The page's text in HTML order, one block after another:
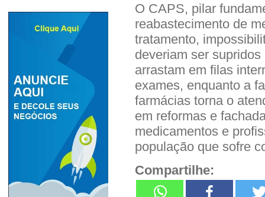
O CAPS, pilar
reabastecimento de
tratamento,
deveriam ser
arrastam em filas
exames, enquanto a
farmácias torna o
em reformas e
medicamentos e
população que sofre
Compartilhe: